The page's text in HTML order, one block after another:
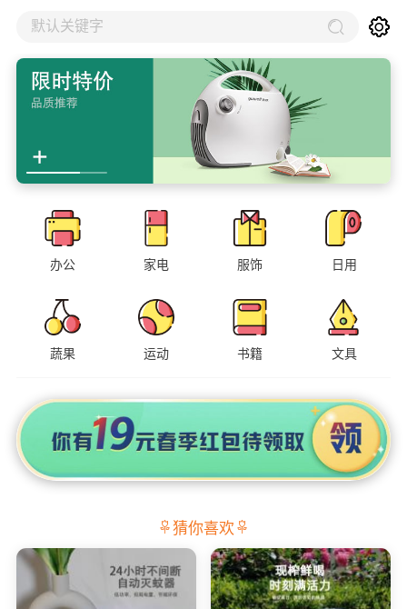
默认关键字
办公 家电 服饰 日用
蔬果 运动 书籍 文具
猜你喜欢